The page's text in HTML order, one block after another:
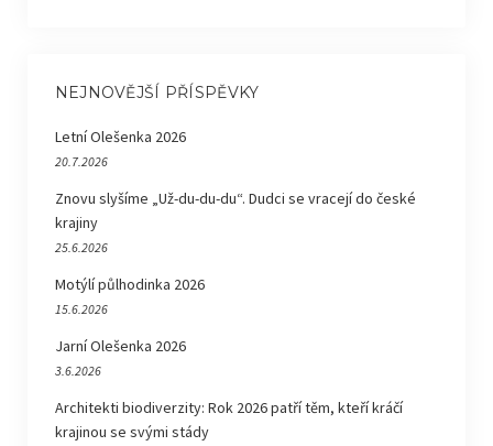
NEJNOVĚJŠÍ PŘÍSPĚVKY
Letní Olešenka 2026
20.7.2026
Znovu slyšíme „Už-du-du-du“. Dudci se vracejí do české
krajiny
25.6.2026
Motýlí půlhodinka 2026
15.6.2026
Jarní Olešenka 2026
3.6.2026
Architekti biodiverzity: Rok 2026 patří těm, kteří kráčí
krajinou se svými stády